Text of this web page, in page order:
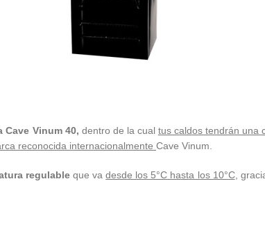
Vinum 40, dentro de la cual tus caldos tendrán una
reconocida internacionalmente Cave Vinum.
regulableque vadesde los 5°C hasta los 10°C,